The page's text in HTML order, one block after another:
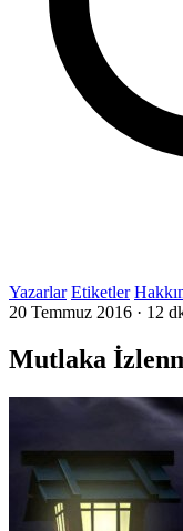
Yazarlar Etiketler
20 Temmuz 2016 · 12
Mutlaka